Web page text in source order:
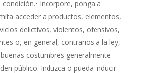
condición.• Incorpore, ponga a
acceder a productos, elementos,
delictivos, violentos, ofensivos,
o, en general, contrarios a la ley,
costumbres generalmente
público. Induzca o pueda inducir